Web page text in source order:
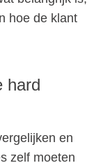
hoe de klant
hard
en
zelf moeten